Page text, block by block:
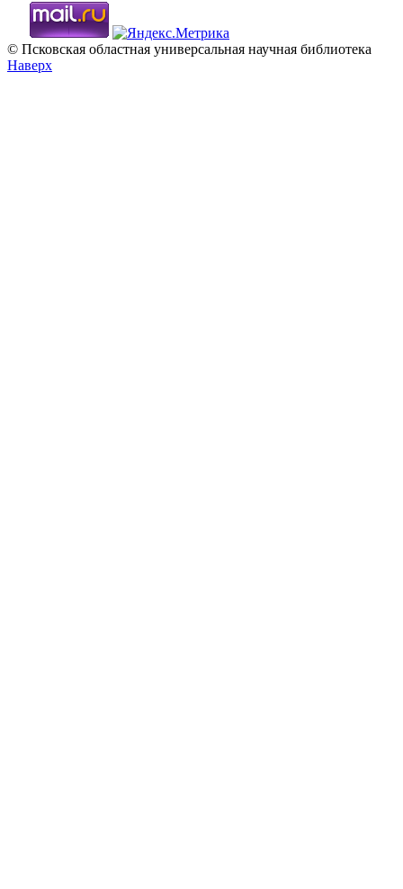
© Псковская областная универсальная научная библиотека
Наверх